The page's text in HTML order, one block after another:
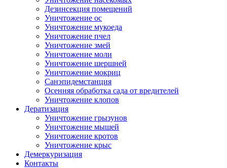
Дезинсекция помещений
Уничтожение ос
Уничтожение мукоеда
Уничтожение пчел
Уничтожение змей
Уничтожение моли
Уничтожение шершней
Уничтожение мокриц
Санэпидемстанция
Осенняя обработка сада от вредителей
Уничтожение клопов
Дератизация
Уничтожение грызунов
Уничтожение мышей
Уничтожение кротов
Уничтожение крыс
Демеркуризация
Контакты